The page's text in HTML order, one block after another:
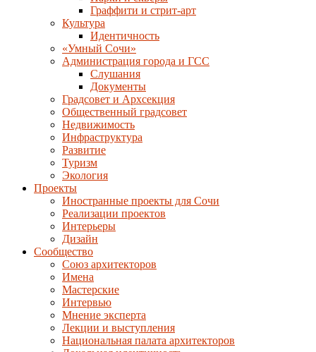
Граффити и стрит-арт
Культура
Идентичность
«Умный Сочи»
Администрация города и ГСС
Слушания
Документы
Градсовет и Архсекция
Общественный градсовет
Недвижимость
Инфраструктура
Развитие
Туризм
Экология
Проекты
Иностранные проекты для Сочи
Реализации проектов
Интерьеры
Дизайн
Сообщество
Союз архитекторов
Имена
Мастерские
Интервью
Мнение эксперта
Лекции и выступления
Национальная палата архитекторов